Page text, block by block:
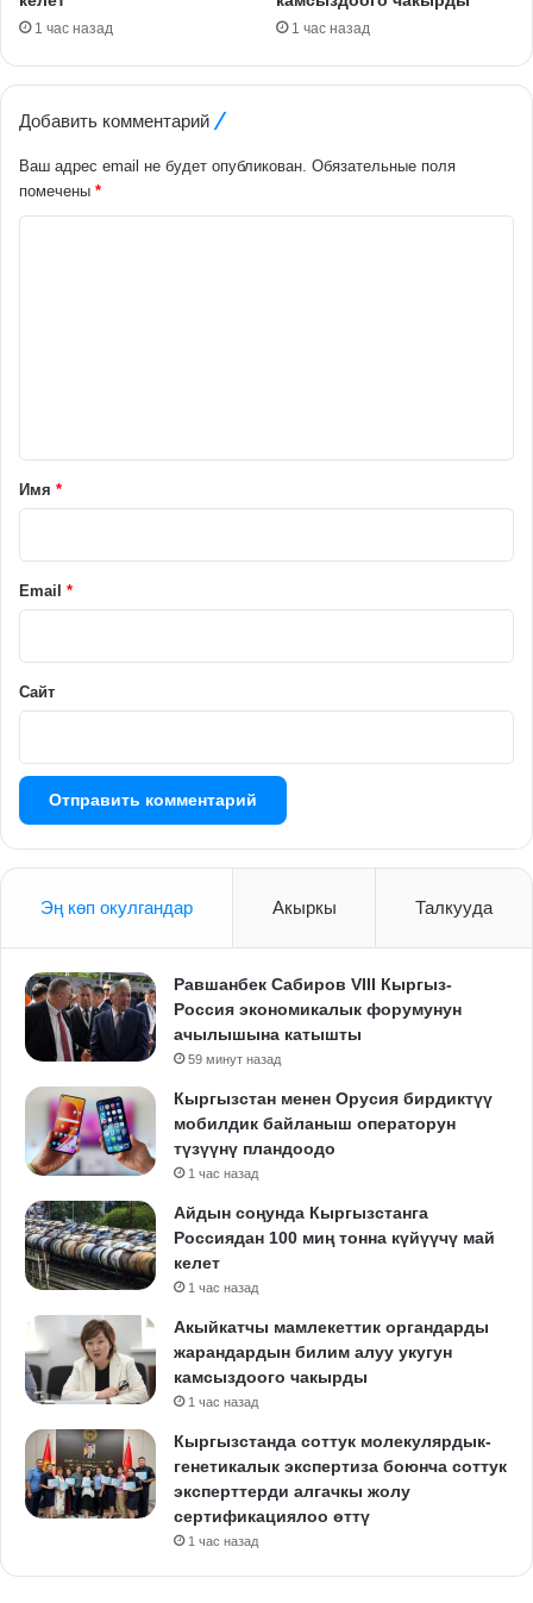
1 час назад 1 час назад
Добавить комментарий
Ваш адрес email не будет опубликован. Обязательные поля
помечены *
а
р
й
Имя *
Email *
Сайт
Эң көп окулгандар Акыркы Талкууда
Равшанбек Сабиров VIII Кыргыз-
Россия экономикалык форумунун
ачылышына катышты
59 минут назад
Кыргызстан менен Орусия бирдиктүү
мобилдик байланыш операторун
түзүүнү пландоодо
1 час назад
Айдын соңунда Кыргызстанга
Россиядан 100 миң тонна күйүүчү май
келет
1 час назад
Акыйкатчы мамлекеттик органдарды
жарандардын билим алуу укугун
камсыздоого чакырды
1 час назад
Кыргызстанда соттук молекулярдык-
генетикалык экспертиза боюнча соттук
эксперттерди алгачкы жолу
сертификациялоо өттү
1 час назад